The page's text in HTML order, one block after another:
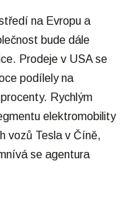
na Evropu a
bude dále
Prodeje v USA se
podílely na
Rychlým
elektromobility
vozů Tesla v Číně,
se agentura